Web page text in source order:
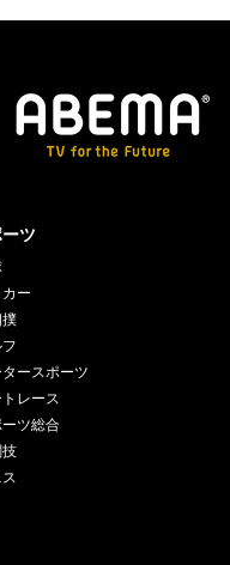
ツ
ー
ースポーツ
レース
ーツ総合